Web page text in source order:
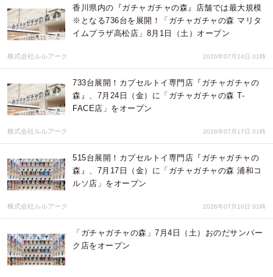
香川県内の『ガチャガチャの森』店舗では最大規模
※となる736台を展開！「ガチャガチャの森 マリタ
イムプラザ高松店」8月1日（土）オープン
株式会社ルルアーク 2026年07月24日 01時
733台展開！カプセルトイ専門店『ガチャガチャの
森』、7月24日（金）に「ガチャガチャの森 T-
FACE店」をオープン
株式会社ルルアーク 2026年07月17日 01時
515台展開！カプセルトイ専門店『ガチャガチャの
森』、7月17日（金）に「ガチャガチャの森 浦和コ
ルソ店」をオープン
株式会社ルルアーク 2026年07月10日 01時
「ガチャガチャの森」7月4日（土）おのだサンパー
ク店をオープン